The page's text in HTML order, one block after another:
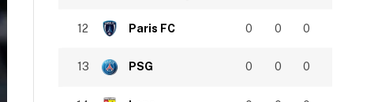
12 Paris FC 0 0 0
13 PSG 0 0 0